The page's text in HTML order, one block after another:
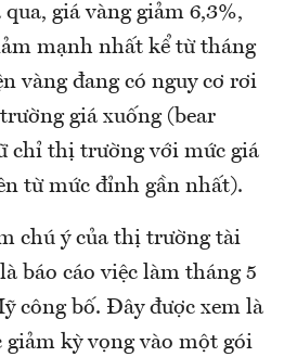
giá vàng giảm 6,3%,
mạnh nhất kể từ tháng
vàng đang có nguy cơ rơi
giá xuống (bear
chỉ thị trường với mức giá
từ mức đỉnh gần nhất).
chú ý của thị trường tài
báo cáo việc làm tháng 5
công bố. Đây được xem là
giảm kỳ vọng vào một gói